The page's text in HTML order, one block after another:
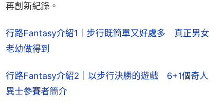
再創新紀錄。
行路Fantasy介紹1｜步行既簡單又好處多　真正男女
老幼做得到
行路Fantasy介紹2｜以步行決勝的遊戲　6+1個奇人
異士參賽者簡介